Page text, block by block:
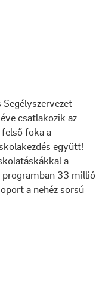
csatlakozik az
foka a
együtt!
a
programban 33 millió
a nehéz sorsú